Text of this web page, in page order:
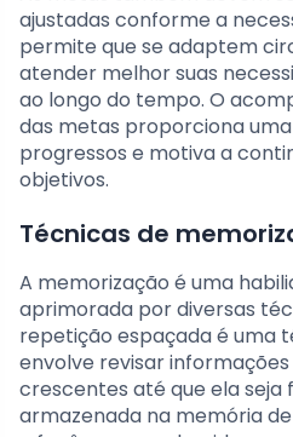
ajustadas conforme a
permite que se adaptem
atender melhor suas
ao longo do tempo. O
das metas proporciona
progressos e motiva a
objetivos.
Técnicas de
A memorização é uma
aprimorada por diversas
repetição espaçada é uma
envolve revisar
crescentes até que ela seja
armazenada na memória